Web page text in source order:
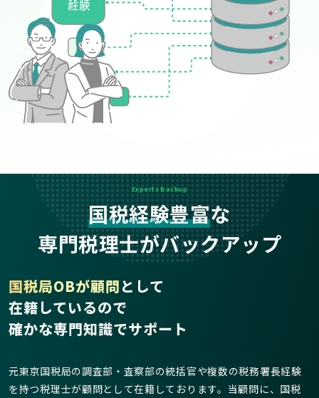
Experts Backup
国税経験豊富な
専門税理士がバックアップ
国税局OBが顧問として
在籍しているので
確かな専門知識でサポート
元東京国税局の調査部・査察部の統括官や複数の税務署長経験
を持つ税理士が顧問として在籍しております。当顧問に、国税